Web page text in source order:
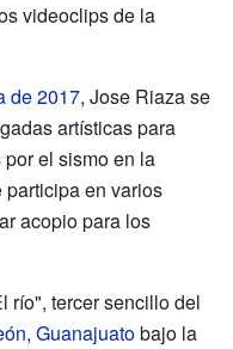
videoclips de la
de 2017, Jose Riaza se
artísticas para
el sismo en la
participa en varios
acopio para los
río", tercer sencillo del
, Guanajuatobajo la